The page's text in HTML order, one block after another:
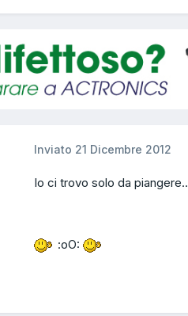
Inviato 21 Dicembre 2012
Io ci trovo solo da
:oO: